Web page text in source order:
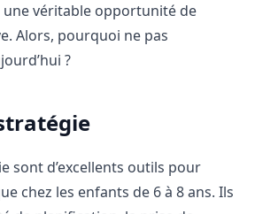
une véritable opportunité de
Alors, pourquoi ne pas
?
sont d’excellents outils pour
chez les enfants de 6 à 8 ans. Ils